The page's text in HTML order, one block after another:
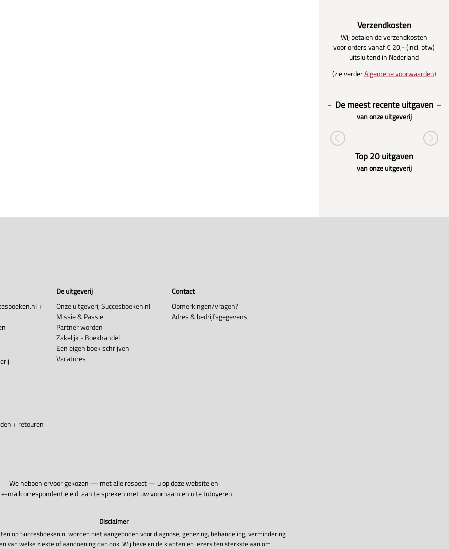
Verzendkosten
Wij betalen de verzendkosten
voor orders vanaf € 20,- (incl. btw)
uitsluitend in Nederland
(zie verderAlgemene voorwaarden)
De meest recente uitgaven
van onze uitgeverij
Top 20 uitgaven
van onze uitgeverij
+
+ retouren
De uitgeverij
Onze uitgeverij Succesboeken.nl
Missie & Passie
Partner worden
Zakelijk - Boekhandel
Een eigen boek schrijven
Vacatures
Contact
Opmerkingen/vragen?
Adres & bedrijfsgegevens
We hebben ervoor gekozen — met alle respect — u op deze website en
e-mailcorrespondentie e.d. aan te spreken met uw voornaam en u te tutoyeren.
Disclaimer
op Succesboeken.nl worden niet aangeboden voor diagnose, genezing, behandeling, vermindering
van welke ziekte of aandoening dan ook. Wij bevelen de klanten en lezers ten sterkste aan om